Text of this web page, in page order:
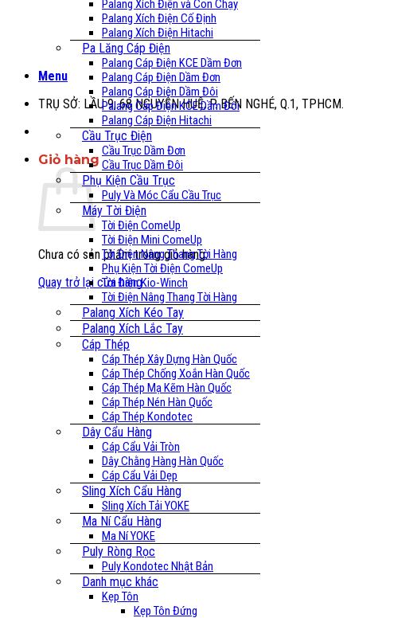
Menu
TRỤ SỞ: LẦU 9, 68 NGUYỄN HUỆ, P. BẾN NGHÉ, Q.1, TPHCM.
Giỏ hàng
Chưa có sản phẩm trong giỏ hàng.
Quay trở lại cửa hàng
Palang Xích Điện và Con Chạy
Palang Xích Điện Cố Định
Palang Xích Điện Hitachi
Pa Lăng Cáp Điện
Palang Cáp Điện KCE Dầm Đơn
Palang Cáp Điện Dầm Đơn
Palang Cáp Điện Dầm Đôi
Palang Cáp Điện KCE Dầm Đôi
Palang Cáp Điện Hitachi
Cầu Trục Điện
Cầu Trục Dầm Đơn
Cầu Trục Dầm Đôi
Phụ Kiện Cầu Trục
Puly Và Móc Cẩu Cầu Trục
Máy Tời Điện
Tời Điện ComeUp
Tời Điện Mini ComeUp
Tời Điện Nâng Thang Tời Hàng
Phụ Kiện Tời Điện ComeUp
Tời Điện Kio-Winch
Tời Điện Nâng Thang Tời Hàng
Palang Xích Kéo Tay
Palang Xích Lắc Tay
Cáp Thép
Cáp Thép Xây Dựng Hàn Quốc
Cáp Thép Chống Xoắn Hàn Quốc
Cáp Thép Mạ Kẽm Hàn Quốc
Cáp Thép Nén Hàn Quốc
Cáp Thép Kondotec
Dây Cẩu Hàng
Cáp Cẩu Vải Tròn
Dây Chằng Hàng Hàn Quốc
Cáp Cẩu Vải Dẹp
Sling Xích Cẩu Hàng
Sling Xích Tải YOKE
Ma Ní Cẩu Hàng
Ma Ní YOKE
Puly Ròng Rọc
Puly Kondotec Nhật Bản
Danh mục khác
Kẹp Tôn
Kẹp Tôn Đứng